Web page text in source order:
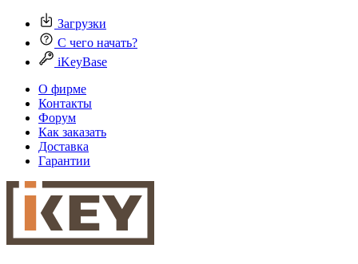
Загрузки
С чего начать?
iKeyBase
О фирме
Контакты
Форум
Как заказать
Доставка
Гарантии